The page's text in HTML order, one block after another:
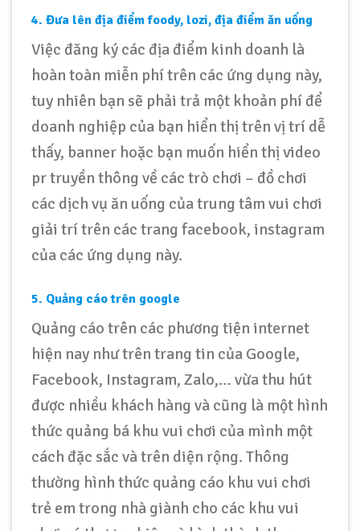
4. Đưa lên địa điểm foody, lozi, địa điểm ăn uống
Việc đăng ký các địa điểm kinh doanh là
hoàn toàn miễn phí trên các ứng dụng này,
tuy nhiên bạn sẽ phải trả một khoản phí để
doanh nghiệp của bạn hiển thị trên vị trí dễ
thấy, banner hoặc bạn muốn hiển thị video
pr truyền thông về các trò chơi – đồ chơi
các dịch vụ ăn uống của trung tâm vui chơi
giải trí trên các trang facebook, instagram
của các ứng dụng này.
5. Quảng cáo trên google
Quảng cáo trên các phương tiện internet
hiện nay như trên trang tin của Google,
Facebook, Instagram, Zalo,… vừa thu hút
được nhiều khách hàng và cũng là một hình
thức quảng bá khu vui chơi của mình một
cách đặc sắc và trên diện rộng. Thông
thường hình thức quảng cáo khu vui chơi
trẻ em trong nhà giành cho các khu vui